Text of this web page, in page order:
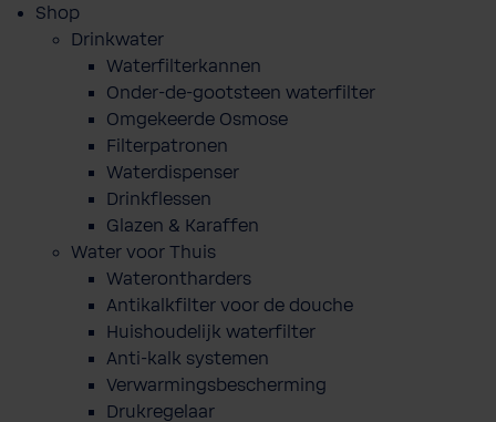
Shop
Drinkwater
Waterfilterkannen
Onder-de-gootsteen waterfilter
Omgekeerde Osmose
Filterpatronen
Waterdispenser
Drinkflessen
Glazen & Karaffen
Water voor Thuis
Waterontharders
Antikalkfilter voor de douche
Huishoudelijk waterfilter
Anti-kalk systemen
Verwarmingsbescherming
Drukregelaar